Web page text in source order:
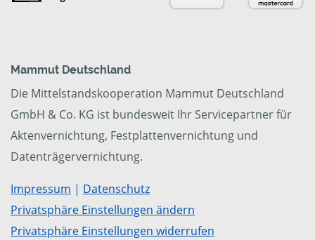
Mammut Deutschland
Die Mittelstandskooperation Mammut Deutschland
GmbH & Co. KG ist bundesweit Ihr Servicepartner für
Aktenvernichtung, Festplattenvernichtung und
Datenträgervernichtung.
Impressum | Datenschutz
Privatsphäre Einstellungen ändern
Privatsphäre Einstellungen widerrufen